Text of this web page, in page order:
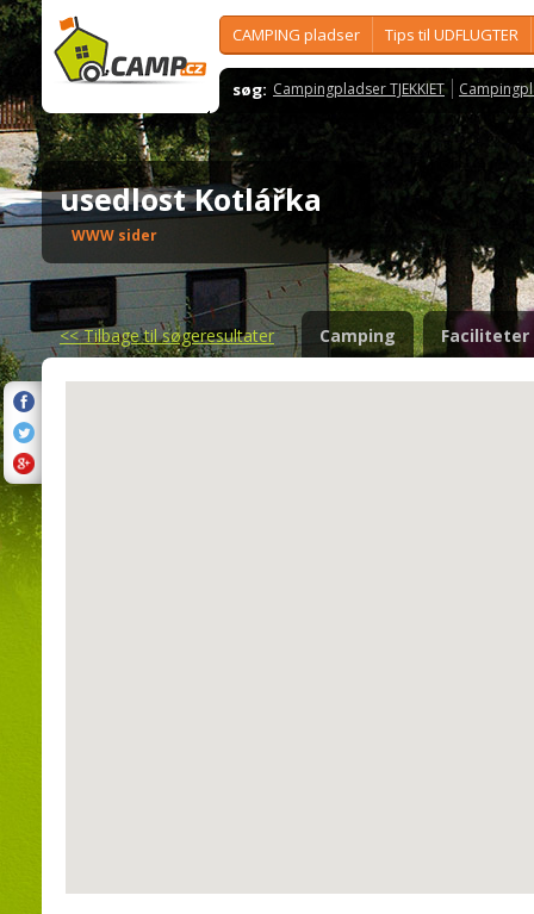
CAMPING pladser Tips til UDFLUGTER
søg: Campingpladser TJEKKIET
usedlost Kotlářka
WWW sider
<<Tilbage til søgeresultater Camping Faciliteter